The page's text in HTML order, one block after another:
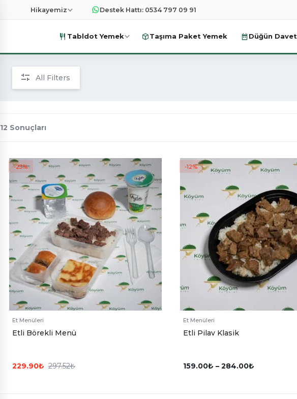
Hikayemiz Destek Hattı: 0534 797 09 91
Tabldot Yemek Taşıma Paket Yemek Düğün Davet
All Filters
12 Sonuçları
-23%
Et Menüleri
Etli Börekli Menü
297.52₺
229.90₺
-12%
Et Menüleri
Etli Pilav Klasik
159.00₺ – 284.00₺